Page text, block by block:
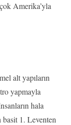
Amerika’yla
alt yapıların
yapmayla
hala
basit 1. Leventen